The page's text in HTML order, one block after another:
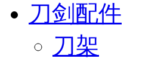
刀剑配件
刀架